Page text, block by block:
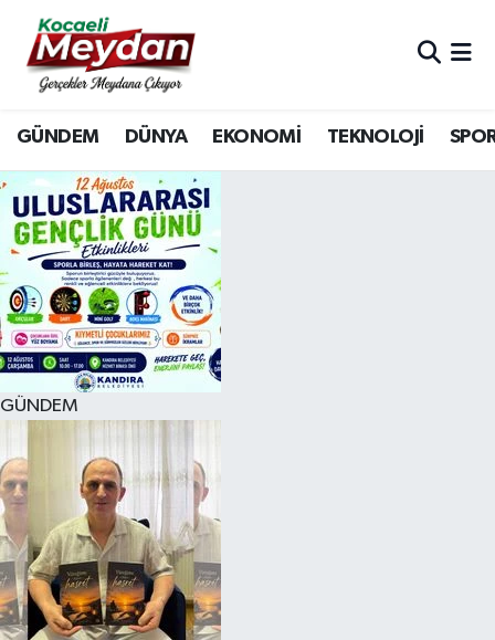
GÜNDEM DÜNYA EKONOMİ TEKNOLOJİ
GÜNDEM
Nöbetçi Eczaneler
Hava Durumu
Trafik Durumu
Süper Lig Puan Durumu ve Fikstür
Tüm Manşetler
Son Dakika Haberleri
Haber Arşivi